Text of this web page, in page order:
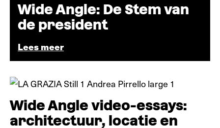
Wide Angle: De Stem van
de president
Lees meer
Wide Angle video-essays:
architectuur, locatie en